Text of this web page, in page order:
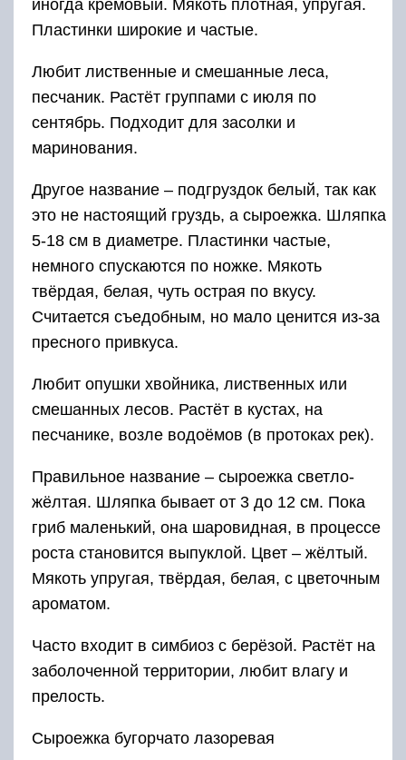
иногда кремовый. Мякоть плотная, упругая.
Пластинки широкие и частые.
Любит лиственные и смешанные леса,
песчаник. Растёт группами с июля по
сентябрь. Подходит для засолки и
маринования.
Другое название – подгруздок белый, так как
это не настоящий груздь, а сыроежка. Шляпка
5-18 см в диаметре. Пластинки частые,
немного спускаются по ножке. Мякоть
твёрдая, белая, чуть острая по вкусу.
Считается съедобным, но мало ценится из-за
пресного привкуса.
Любит опушки хвойника, лиственных или
смешанных лесов. Растёт в кустах, на
песчанике, возле водоёмов (в протоках рек).
Правильное название – сыроежка светло-
жёлтая. Шляпка бывает от 3 до 12 см. Пока
гриб маленький, она шаровидная, в процессе
роста становится выпуклой. Цвет – жёлтый.
Мякоть упругая, твёрдая, белая, с цветочным
ароматом.
Часто входит в симбиоз с берёзой. Растёт на
заболоченной территории, любит влагу и
прелость.
Сыроежка бугорчато лазоревая